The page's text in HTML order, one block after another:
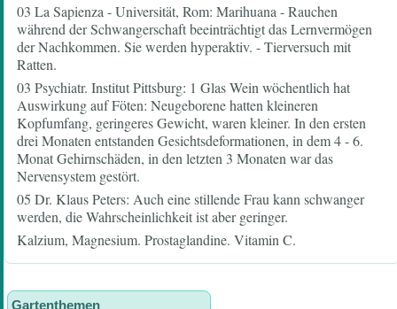
03 La Sapienza - Universität, Rom: Marihuana - Rauchen
während der Schwangerschaft beeinträchtigt das Lernvermögen
der Nachkommen. Sie werden hyperaktiv. - Tierversuch mit
Ratten.
03 Psychiatr. Institut Pittsburg: 1 Glas Wein wöchentlich hat
Auswirkung auf Föten: Neugeborene hatten kleineren
Kopfumfang, geringeres Gewicht, waren kleiner. In den ersten
drei Monaten entstanden Gesichtsdeformationen, in dem 4 - 6.
Monat Gehirnschäden, in den letzten 3 Monaten war das
Nervensystem gestört.
05 Dr. Klaus Peters: Auch eine stillende Frau kann schwanger
werden, die Wahrscheinlichkeit ist aber geringer.
Kalzium, Magnesium. Prostaglandine. Vitamin C.
Gartenthemen